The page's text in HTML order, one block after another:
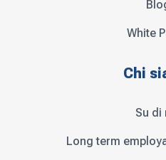
White
Chi
Su di
Long term